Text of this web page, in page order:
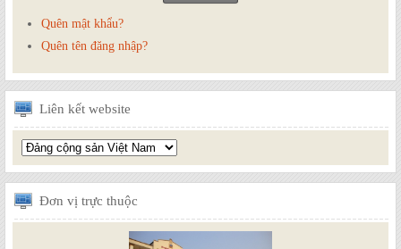
Quên mật khẩu?
Quên tên đăng nhập?
Liên kết website
Đơn vị trực thuộc